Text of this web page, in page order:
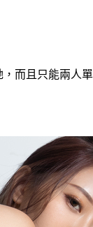
而且只能兩人